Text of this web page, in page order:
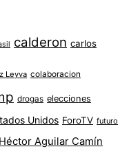
calderon carlos
Leyva colaboracion
drogas elecciones
Unidos ForoTV futuro
Héctor Aguilar Camín